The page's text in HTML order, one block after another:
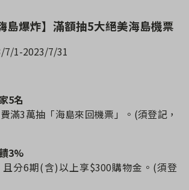
島爆炸】滿額抽5大絕美海島機票
7/1-2023/7/31
5名
滿3萬抽「海島來回機票」。 (須登記，
3%
且分6期(含)以上享$300購物金。 (須登